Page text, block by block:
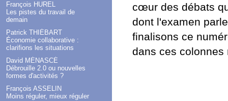
François HUREL
Les pistes du travail de
demain
Patrick THIÉBART
Économie collaborative :
clarifions les situations
David MÉNASCÉ
Débrouille 2.0 ou nouvelles
formes d'activités ?
François ASSELIN
Moins réguler, mieux réguler
cœur des débats
dont l'examen
finalisons ce
dans ces colonnes